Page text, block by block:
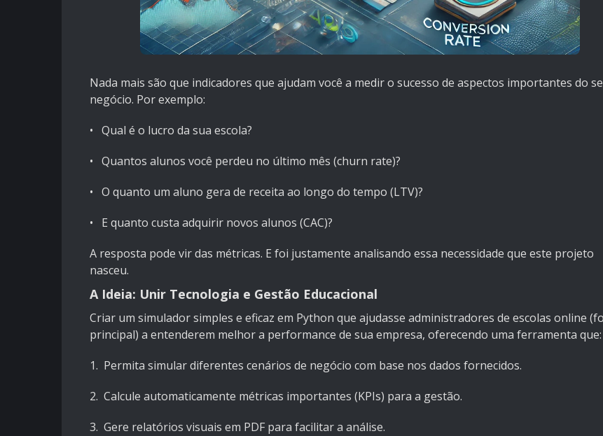
Nada mais são que indicadores que ajudam você a medir o sucesso de aspectos importantes do
negócio. Por exemplo:
• Qual é o lucro da sua escola?
• Quantos alunos você perdeu no último mês (churn rate)?
• O quanto um aluno gera de receita ao longo do tempo (LTV)?
• E quanto custa adquirir novos alunos (CAC)?
A resposta pode vir das métricas. E foi justamente analisando essa necessidade que este projeto
nasceu.
A Ideia: Unir Tecnologia e Gestão Educacional
Criar um simulador simples e eficaz em Python que ajudasse administradores de escolas online
principal) a entenderem melhor a performance de sua empresa, oferecendo uma ferramenta que:
1. Permita simular diferentes cenários de negócio com base nos dados fornecidos.
2. Calcule automaticamente métricas importantes (KPIs) para a gestão.
3. Gere relatórios visuais em PDF para facilitar a análise.